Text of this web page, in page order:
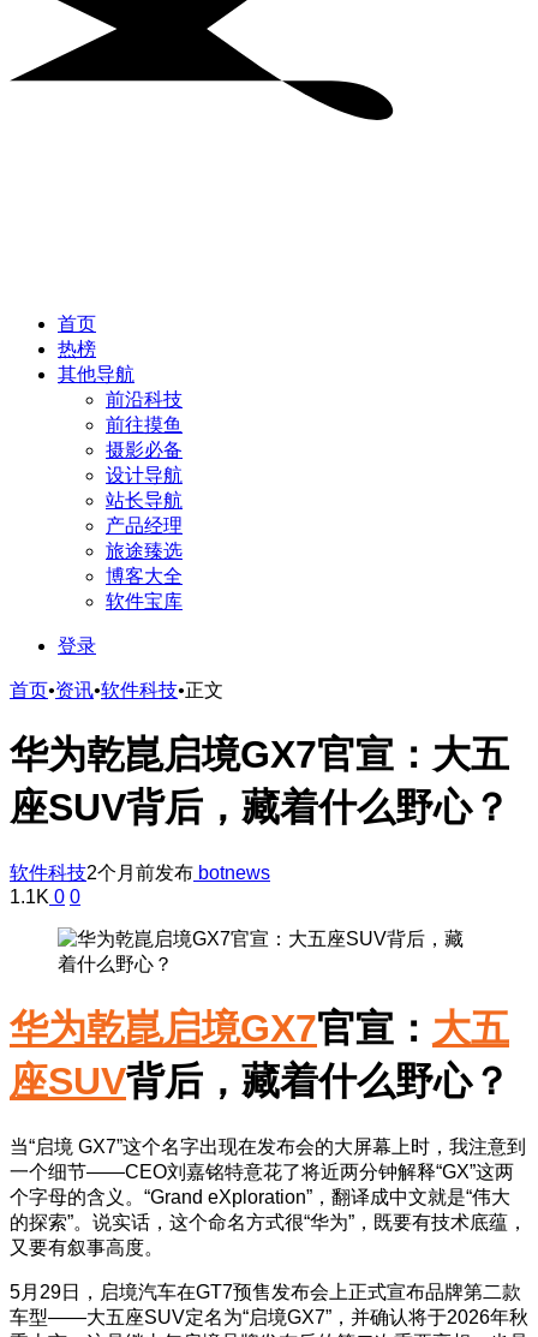
首页
热榜
其他导航
前沿科技
前往摸鱼
摄影必备
设计导航
站长导航
产品经理
旅途臻选
博客大全
软件宝库
登录
首页•资讯•软件科技•正文
华为乾崑启境GX7官宣：大五
座SUV背后，藏着什么野心？
软件科技2个月前发布 botnews
1.1K 0 0
华为乾崑启境GX7官宣： 大五
座SUV背后，藏着什么野心？
当“启境 GX7”这个名字出现在发布会的大屏幕上时，我注意到
一个细节——CEO刘嘉铭特意花了将近两分钟解释“GX”这两
个字母的含义。“Grand eXploration”，翻译成中文就是“伟大
的探索”。说实话，这个命名方式很“华为”，既要有技术底蕴，
又要有叙事高度。
5月29日，启境汽车在GT7预售发布会上正式宣布品牌第二款
车型——大五座SUV定名为“启境GX7”，并确认将于2026年秋